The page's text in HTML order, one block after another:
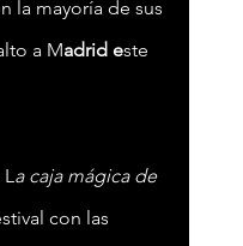
la mayoría de sus
a Madrid este
a caja mágica de
con las